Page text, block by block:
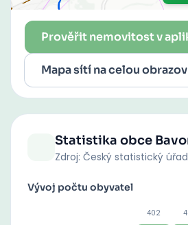
Prověřit nemovitost v
Mapa sítí na celou
Statistika obce
Zdroj: Český statistický
Vývoj počtu obyvatel
402